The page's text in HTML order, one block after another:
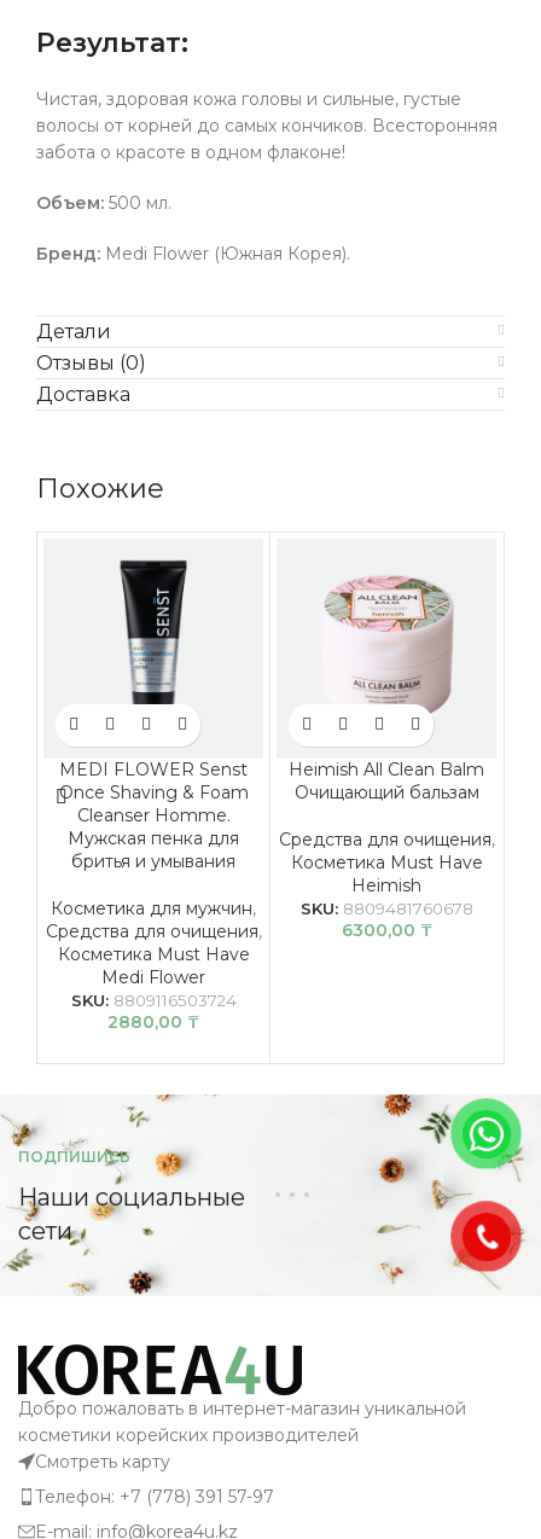
Результат:
Чистая, здоровая кожа головы и сильные, густые
волосы от корней до самых кончиков. Всесторонняя
забота о красоте в одном флаконе!
Объем: 500 мл.
Бренд: Medi Flower (Южная Корея).
Детали
Отзывы (0)
Доставка
Похожие
MEDI FLOWER Senst
Once Shaving & Foam
Cleanser Homme.
Мужская пенка для
бритья и умывания
Косметика для мужчин,
Средства для очищения,
Косметика Must Have
Medi Flower
SKU: 8809116503724
2880,00 ₸
Heimish All Clean Balm
Очищающий бальзам
Средства для очищения,
Косметика Must Have
Heimish
SKU: 8809481760678
6300,00 ₸
ПОДПИШИСЬ
Наши социальные
сети
Добро пожаловать в интернет-магазин уникальной
косметики корейских производителей
Смотреть карту
Телефон: +7 (778) 391 57-97
E-mail: info@korea4u.kz